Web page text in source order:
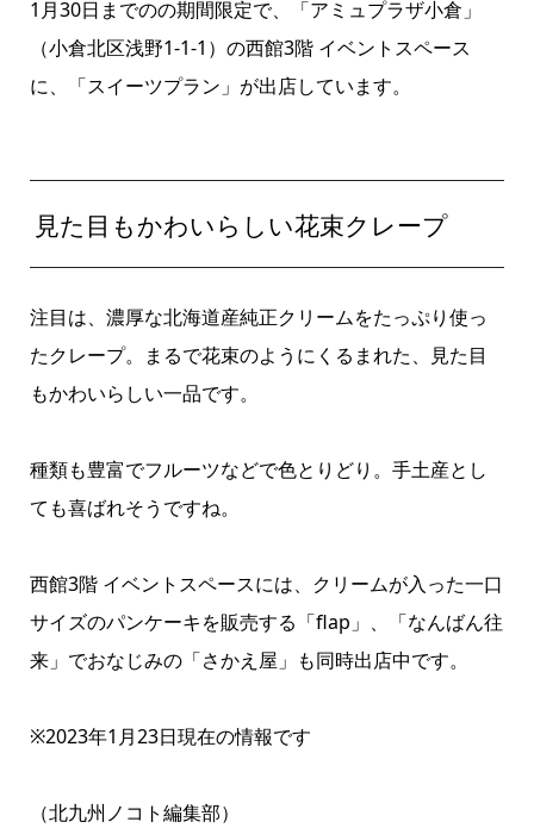
1月30日までのの期間限定で、「アミュプラザ小倉」
（小倉北区浅野1-1-1）の西館3階 イベントスペース
に、「スイーツプラン」が出店しています。
見た目もかわいらしい花束クレープ
注目は、濃厚な北海道産純正クリームをたっぷり使っ
たクレープ。まるで花束のようにくるまれた、見た目
もかわいらしい一品です。
種類も豊富でフルーツなどで色とりどり。手土産とし
ても喜ばれそうですね。
西館3階 イベントスペースには、クリームが入った一口
サイズのパンケーキを販売する「flap」、「なんばん往
来」でおなじみの「さかえ屋」も同時出店中です。
※2023年1月23日現在の情報です
（北九州ノコト編集部）